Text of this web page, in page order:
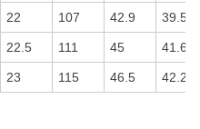
22 107 42.9 39.5
22.5 111 45 41.6
23 115 46.5 42.2